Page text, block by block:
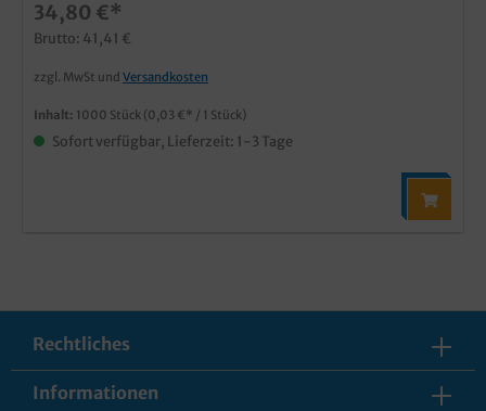
34,80 €*
Brutto: 41,41 €
zzgl. MwSt und Versandkosten
Inhalt: 1000 Stück (0,03 €* / 1 Stück)
Sofort verfügbar, Lieferzeit: 1-3 Tage
Rechtliches
Informationen